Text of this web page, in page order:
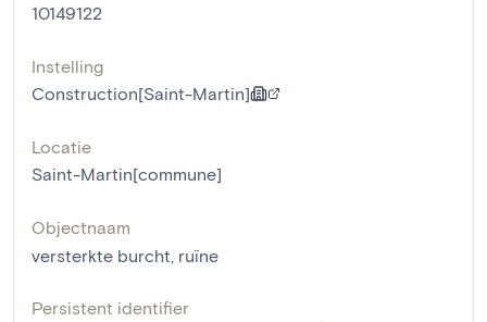
10149122
Instelling
Construction[Saint-Martin]
Locatie
Saint-Martin[commune]
Objectnaam
versterkte burcht ruïne
Persistent identifier